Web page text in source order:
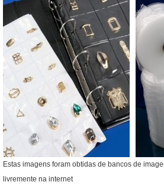
Estas imagens foram obtidas de bancos de
livremente na internet